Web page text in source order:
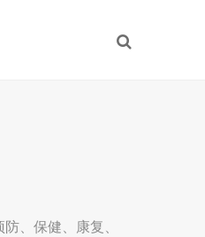
、保健、康复、